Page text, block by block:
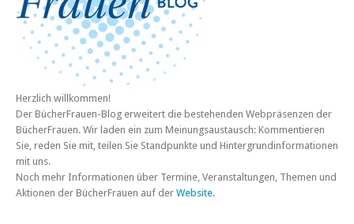
Herzlich willkommen!
Der BücherFrauen-Blog erweitert die bestehenden Webpräsenzen der
BücherFrauen. Wir laden ein zum Meinungsaustausch: Kommentieren
Sie, reden Sie mit, teilen Sie Standpunkte und Hintergrundinformationen
mit uns.
Noch mehr Informationen über Termine, Veranstaltungen, Themen und
Aktionen der BücherFrauen auf der Website.